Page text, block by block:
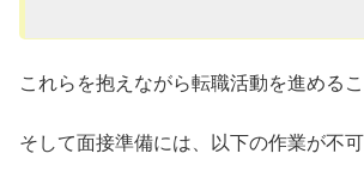
これらを抱えながら転職活動を進めるこ
そして面接準備には、以下の作業が不可